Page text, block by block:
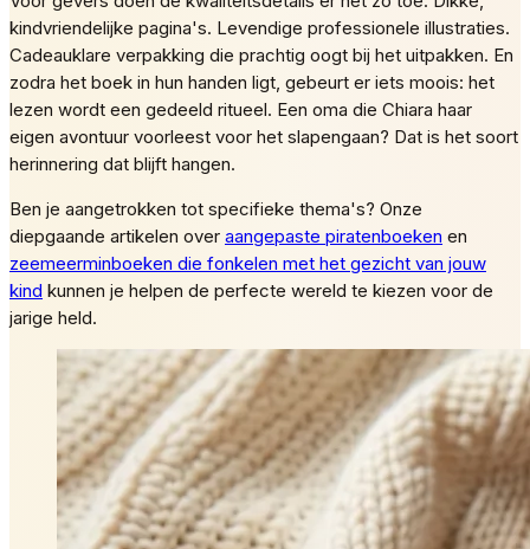
kindvriendelijke pagina's. Levendige professionele illustraties.
Cadeauklare verpakking die prachtig oogt bij het uitpakken. En
zodra het boek in hun handen ligt, gebeurt er iets moois: het
lezen wordt een gedeeld ritueel. Een oma die Chiara haar
eigen avontuur voorleest voor het slapengaan? Dat is het soort
herinnering dat blijft hangen.
Ben je aangetrokken tot specifieke thema's? Onze
diepgaande artikelen over aangepaste piratenboeken en
zeemeerminboeken die fonkelen met het gezicht van jouw
kind kunnen je helpen de perfecte wereld te kiezen voor de
jarige held.